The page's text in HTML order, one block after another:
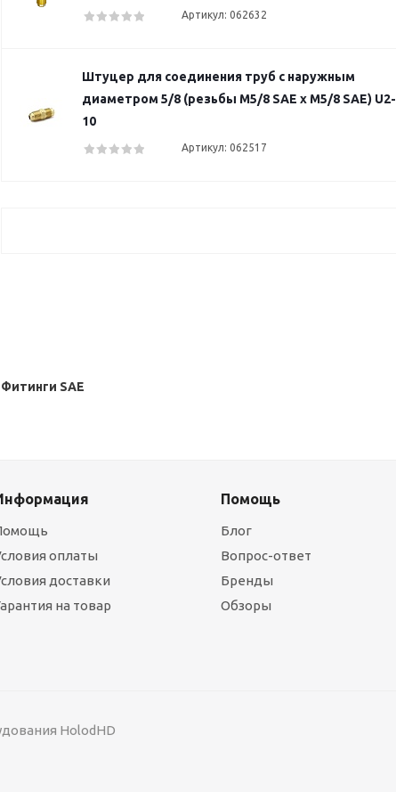
Артикул: 062632
Штуцер для соединения труб с наружным
диаметром 5/8 (резьбы M5/8 SAE х M5/8 SAE) U2-
10
Артикул: 062517
Фитинги SAE
оплаты
доставки
на товар
Помощь
Блог
Вопрос-ответ
Бренды
Обзоры
HolodHD